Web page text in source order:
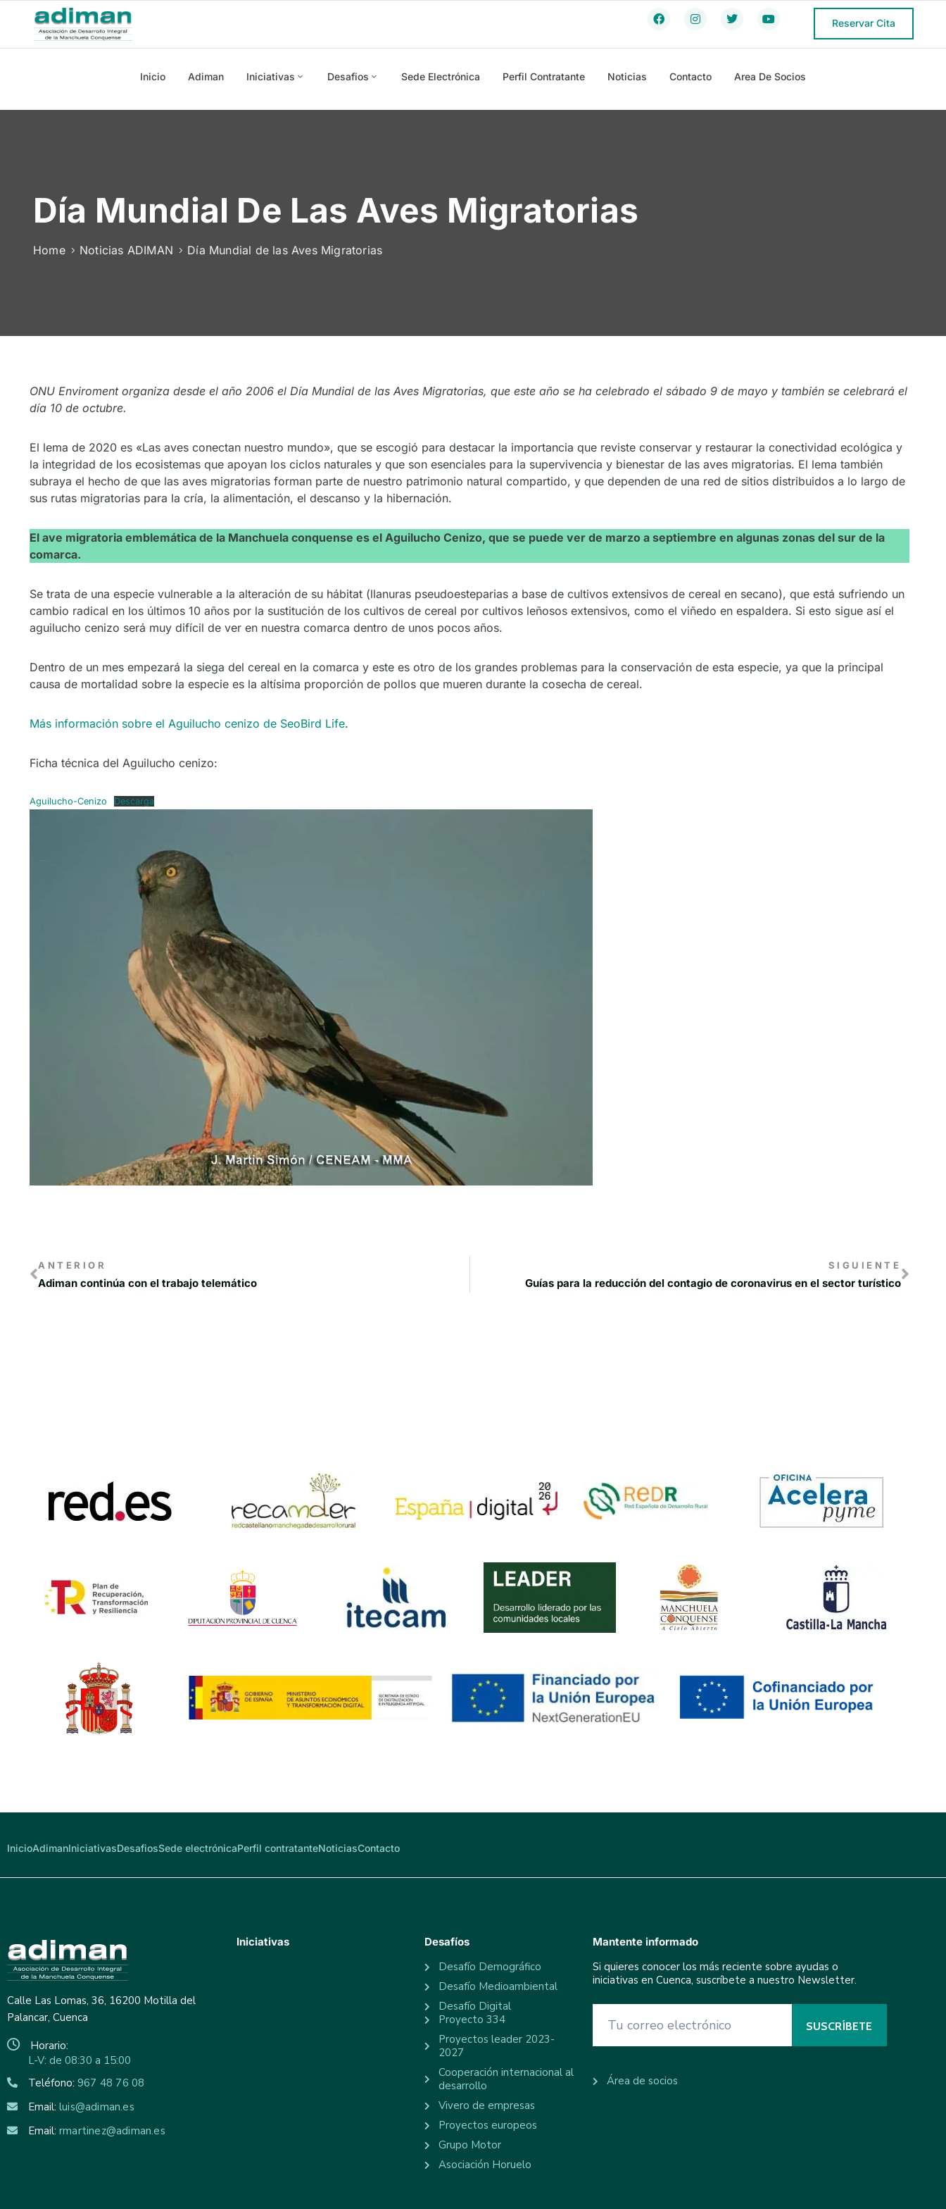
Reservar Cita
Inicio Adiman Iniciativas Desafios Sede Electrónica Perfil Contratante Noticias Contacto Area De Socios
Día Mundial De Las Aves Migratorias
Home Noticias ADIMAN Día Mundial de las Aves Migratorias
ONU Enviroment organiza desde el año 2006 el Día Mundial de las Aves Migratorias, que este año se ha celebrado el sábado 9 de mayo y también se celebrará el
día 10 de octubre.
El lema de 2020 es «Las aves conectan nuestro mundo», que se escogió para destacar la importancia que reviste conservar y restaurar la conectividad ecológica y
la integridad de los ecosistemas que apoyan los ciclos naturales y que son esenciales para la supervivencia y bienestar de las aves migratorias. El lema también
subraya el hecho de que las aves migratorias forman parte de nuestro patrimonio natural compartido, y que dependen de una red de sitios distribuidos a lo largo de
sus rutas migratorias para la cría, la alimentación, el descanso y la hibernación.
El ave migratoria emblemática de la Manchuela conquense es el Aguilucho Cenizo, que se puede ver de marzo a septiembre en algunas zonas del sur de la
comarca.
Se trata de una especie vulnerable a la alteración de su hábitat (llanuras pseudoesteparias a base de cultivos extensivos de cereal en secano), que está sufriendo un
cambio radical en los últimos 10 años por la sustitución de los cultivos de cereal por cultivos leñosos extensivos, como el viñedo en espaldera. Si esto sigue así el
aguilucho cenizo será muy difícil de ver en nuestra comarca dentro de unos pocos años.
Dentro de un mes empezará la siega del cereal en la comarca y este es otro de los grandes problemas para la conservación de esta especie, ya que la principal
causa de mortalidad sobre la especie es la altísima proporción de pollos que mueren durante la cosecha de cereal.
Más información sobre el Aguilucho cenizo de SeoBird Life.
Ficha técnica del Aguilucho cenizo:
Aguilucho-Cenizo Descarga
ANTERIOR
Adiman continúa con el trabajo telemático
SIGUIENTE
Guías para la reducción del contagio de coronavirus en el sector turístico
InicioAdimanIniciativasDesafiosSede electrónicaPerfil contratanteNoticiasContacto
Calle Las Lomas, 36, 16200 Motilla del
Palancar, Cuenca
Horario:
L-V: de 08:30 a 15:00
Teléfono: 967 48 76 08
Email: luis@adiman.es
Email: rmartinez@adiman.es
Iniciativas Desafíos
Desafío Demográfico
Desafío Medioambiental
Desafío Digital
Proyecto 334
Proyectos leader 2023-
2027
Cooperación internacional al
desarrollo
Vivero de empresas
Proyectos europeos
Grupo Motor
Asociación Horuelo
Mantente informado
Si quieres conocer los más reciente sobre ayudas o
iniciativas en Cuenca, suscríbete a nuestro Newsletter.
Área de socios